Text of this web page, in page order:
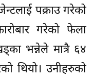
पक्राउ गरेको
गरेको फेला
भन्नेले मात्रै ६४
थियो। उनीहरुको